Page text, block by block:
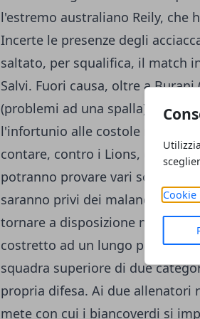
Cookie
l'estremo australiano Reily,
Incerte le presenze degli
saltato, per squalifica, il match
Salvi. Fuori causa, oltre a
(problemi ad una spalla) e
l'infortunio alle costole
contare, contro i Lions, di un
potranno provare vari schemi
saranno privi dei malandati
tornare a disposizione nella
costretto ad un lungo periodo
squadra superiore di due
propria difesa. Ai due
mete con cui i biancoverdi si